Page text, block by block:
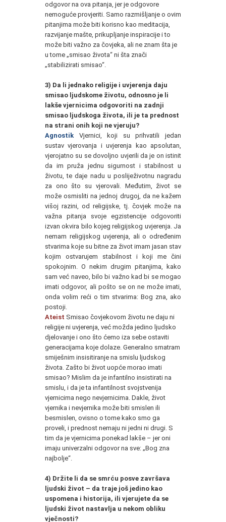
odgovor na ova pitanja, jer je odgovore
nemoguće provjeriti. Samo razmišljanje o ovim
pitanjima može biti korisno kao meditacija,
razvijanje mašte, prikupljanje inspiracije i to
može biti važno za čovjeka, ali ne znam šta je
u tome „smisao života“ ni šta znači
„stabilizirati smisao“.
3) Da li jednako religije i uvjerenja daju
smisao ljudskome životu, odnosno je li
lakše vjernicima odgovoriti na zadnji
smisao ljudskoga života, ili je ta prednost
na strani onih koji ne vjeruju?
Agnostik Vjernici, koji su prihvatili jedan
sustav vjerovanja i uvjerenja kao apsolutan,
vjerojatno su se dovoljno uvjerili da je on istinit
da im pruža jednu sigurnost i stabilnost u
životu, te daje nadu u posliježivotnu nagradu
za ono što su vjerovali. Međutim, život se
može osmisliti na jednoj drugoj, da ne kažem
višoj razini, od religijske, tj. čovjek može na
važna pitanja svoje egzistencije odgovoriti
izvan okvira bilo kojeg religijskog uvjerenja. Ja
nemam religijskog uvjerenja, ali o određenim
stvarima koje su bitne za život imam jasan stav
kojim ostvarujem stabilnost i koji me čini
spokojnim. O nekim drugim pitanjima, kako
sam već naveo, bilo bi važno kad bi se mogao
imati odgovor, ali pošto se on ne može imati,
onda volim reći o tim stvarima: Bog zna, ako
postoji.
Ateist Smisao čovjekovom životu ne daju ni
religije ni uvjerenja, već možda jedino ljudsko
djelovanje i ono što ćemo iza sebe ostaviti
generacijama koje dolaze. Generalno smatram
smiješnim insisitiranje na smislu ljudskog
života. Zašto bi život uopće morao imati
smisao? Mislim da je infantilno insistirati na
smislu, i da je ta infantilnost svojstvenija
vjernicima nego nevjernicima. Dakle, život
vjernika i nevjernika može biti smislen ili
besmislen, ovisno o tome kako smo ga
proveli, i prednost nemaju ni jedni ni drugi. S
tim da je vjernicima ponekad lakše – jer oni
imaju univerzalni odgovor na sve: „Bog zna
najbolje“.
4) Držite li da se smrću posve završava
ljudski život – da traje još jedino kao
uspomena i historija, ili vjerujete da se
ljudski život nastavlja u nekom obliku
vječnosti?